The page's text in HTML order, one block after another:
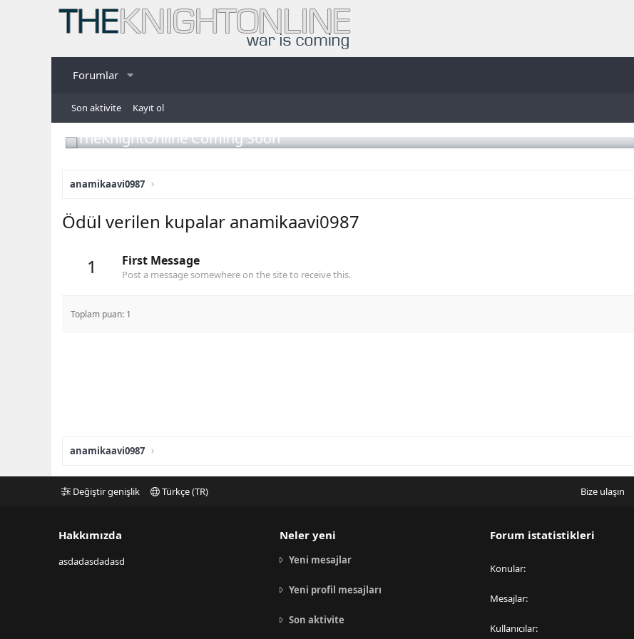
Forumlar
Son aktivite Kayıt ol
TheKnightOnline Coming Soon
anamikaavi0987
Ödül verilen kupalar anamikaavi0987
1
First Message
Post a message somewhere on the site to receive this.
Toplam puan: 1
anamikaavi0987
Değiştir genişlik Türkçe (TR) Bize ulaşın
Hakkımızda
asdadasdadasd
Neler yeni
Yeni mesajlar
Yeni profil mesajları
Son aktivite
Forum istatistikleri
Konular
Mesajlar
Kullanıcılar